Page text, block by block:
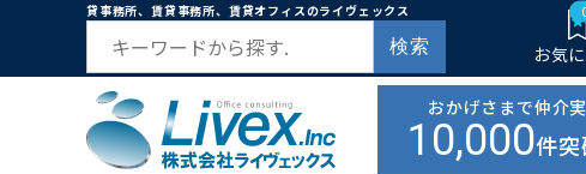
貸事務所、賃貸事務所、賃貸オフィスのライヴェックス
検索 お気
おかげさまで仲介
10,000件突